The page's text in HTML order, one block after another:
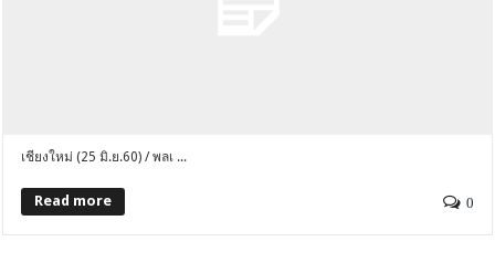
เชียงใหม่ (25 มิ.ย.60) / พลเ ...
Read more 0